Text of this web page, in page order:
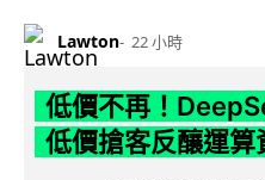
Lawton 22 小時
低價不再！
低價搶客反釀運算